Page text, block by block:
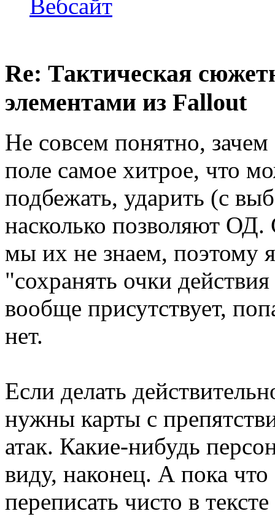
Вебсайт
Re: Тактическая
элементами из Fallout
Не совсем понятно,
поле самое хитрое, что
подбежать, ударить (с
насколько позволяют ОД.
мы их не знаем, поэтому
"сохранять очки
вообще присутствует,
нет.
Если делать
нужны карты с
атак. Какие-нибудь
виду, наконец. А пока
переписать чисто в